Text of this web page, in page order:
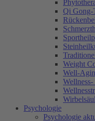
Qi Gong-
Weight
Well-
Psychologie
Psychologie